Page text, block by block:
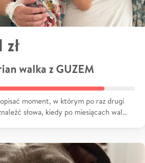
walka z GUZEM
moment, w którym po raz drugi
słowa, kiedy po miesiącach wal…